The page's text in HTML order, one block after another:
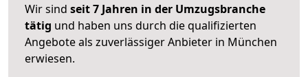
Wir sind seit 7 Jahren in der Umzugsbranche
tätig und haben uns durch die qualifizierten
Angebote als zuverlässiger Anbieter in München
erwiesen.